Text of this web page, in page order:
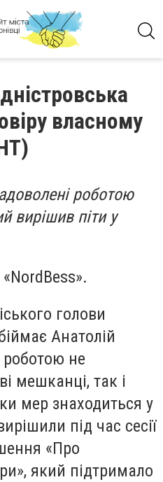
власному
роботою
вирішив піти у
голови
Анатолій
не
мешканці, так і
мер знаходиться у
під час сесії
«Про
який підтримало